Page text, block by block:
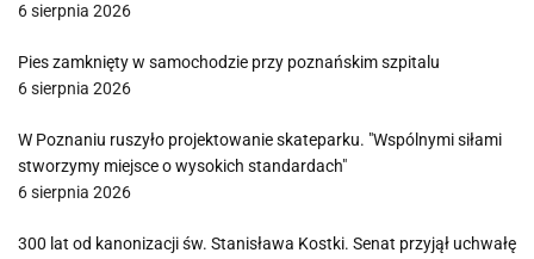
6 sierpnia 2026
Pies zamknięty w samochodzie przy poznańskim szpitalu
6 sierpnia 2026
W Poznaniu ruszyło projektowanie skateparku. "Wspólnymi siłami
stworzymy miejsce o wysokich standardach"
6 sierpnia 2026
300 lat od kanonizacji św. Stanisława Kostki. Senat przyjął uchwałę